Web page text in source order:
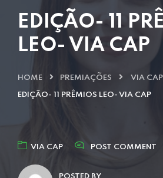
EDIÇÃO- 11
LEO- VIA CAP
HOME PREMIAÇÕES VIA CAP
EDIÇÃO- 11 PRÊMIOS LEO- VIA CAP
VIA CAP POST COMMENT